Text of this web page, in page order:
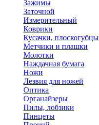
Зажимы
Заточной
Измерительный
Коврики
Кусачки, плоскогубцы
Метчики и плашки
Молотки
Наждачная бумага
Ножи
Лезвия для ножей
Оптика
Органайзеры
Пилы, лобзики
Пинцеты